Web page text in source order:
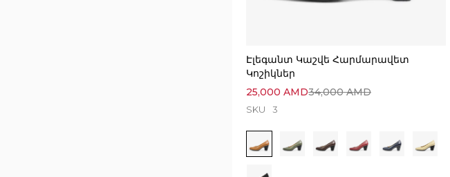
Էլեգանտ Կաշվե Հարմարավետ
Կոշիկներ
34,000AMD
25,000 AMD
SKU 3